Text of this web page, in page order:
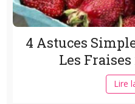
4 Astuces
Les
Lire